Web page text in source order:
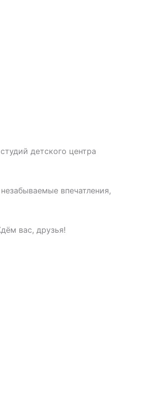
детского центра
впечатления,
вас, друзья!